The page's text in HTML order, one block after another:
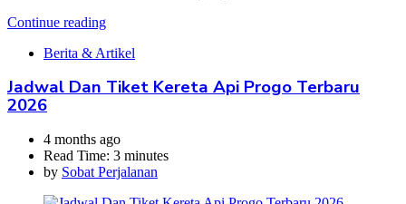
Continue reading
Berita & Artikel
Jadwal Dan Tiket Kereta Api Progo Terbaru
2026
4 months ago
Read Time: 3 minutes
by Sobat Perjalanan